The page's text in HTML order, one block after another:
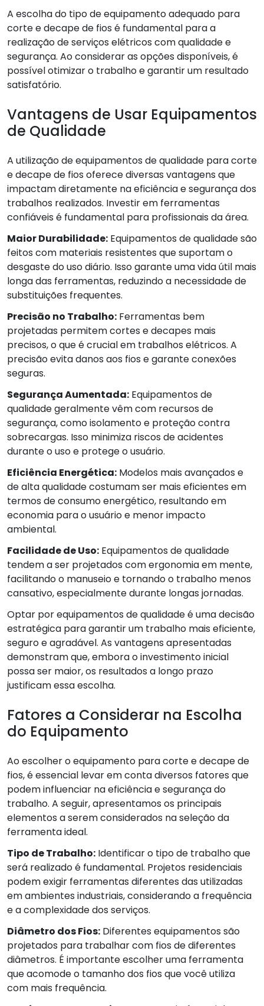
A escolha do tipo de equipamento adequado para
corte e decape de fios é fundamental para a
realização de serviços elétricos com qualidade e
segurança. Ao considerar as opções disponíveis, é
possível otimizar o trabalho e garantir um resultado
satisfatório.
Vantagens de Usar Equipamentos
de Qualidade
A utilização de equipamentos de qualidade para corte
e decape de fios oferece diversas vantagens que
impactam diretamente na eficiência e segurança dos
trabalhos realizados. Investir em ferramentas
confiáveis é fundamental para profissionais da área.
Maior Durabilidade: Equipamentos de qualidade são
feitos com materiais resistentes que suportam o
desgaste do uso diário. Isso garante uma vida útil mais
longa das ferramentas, reduzindo a necessidade de
substituições frequentes.
Precisão no Trabalho: Ferramentas bem
projetadas permitem cortes e decapes mais
precisos, o que é crucial em trabalhos elétricos. A
precisão evita danos aos fios e garante conexões
seguras.
Segurança Aumentada: Equipamentos de
qualidade geralmente vêm com recursos de
segurança, como isolamento e proteção contra
sobrecargas. Isso minimiza riscos de acidentes
durante o uso e protege o usuário.
Eficiência Energética: Modelos mais avançados e
de alta qualidade costumam ser mais eficientes em
termos de consumo energético, resultando em
economia para o usuário e menor impacto
ambiental.
Facilidade de Uso: Equipamentos de qualidade
tendem a ser projetados com ergonomia em mente,
facilitando o manuseio e tornando o trabalho menos
cansativo, especialmente durante longas jornadas.
Optar por equipamentos de qualidade é uma decisão
estratégica para garantir um trabalho mais eficiente,
seguro e agradável. As vantagens apresentadas
demonstram que, embora o investimento inicial
possa ser maior, os resultados a longo prazo
justificam essa escolha.
Fatores a Considerar na Escolha
do Equipamento
Ao escolher o equipamento para corte e decape de
fios, é essencial levar em conta diversos fatores que
podem influenciar na eficiência e segurança do
trabalho. A seguir, apresentamos os principais
elementos a serem considerados na seleção da
ferramenta ideal.
Tipo de Trabalho: Identificar o tipo de trabalho que
será realizado é fundamental. Projetos residenciais
podem exigir ferramentas diferentes das utilizadas
em ambientes industriais, considerando a frequência
e a complexidade dos serviços.
Diâmetro dos Fios: Diferentes equipamentos são
projetados para trabalhar com fios de diferentes
diâmetros. É importante escolher uma ferramenta
que acomode o tamanho dos fios que você utiliza
com mais frequência.